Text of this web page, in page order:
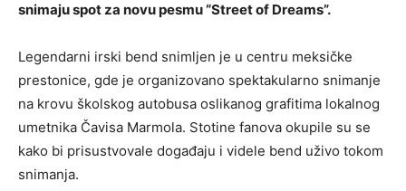
snimaju spot za novu pesmu “Street of Dreams”.
Legendarni irski bend snimljen je u centru meksičke
prestonice, gde je organizovano spektakularno snimanje
na krovu školskog autobusa oslikanog grafitima lokalnog
umetnika Čavisa Marmola. Stotine fanova okupile su se
kako bi prisustvovale događaju i videle bend uživo tokom
snimanja.